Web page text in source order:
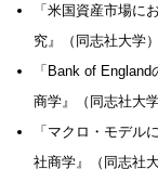
「米国資産市場に
究』（同志社大学
「Bank of
商学』（同志社大
「マクロ・モデル
社商学』（同志社